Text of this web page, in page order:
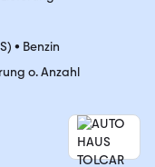
• Benzin
o. Anzahl